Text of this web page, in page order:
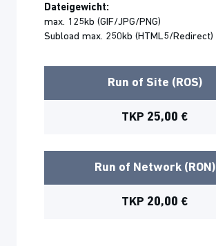
Dateigewicht:
max. 125kb (GIF/JPG/PNG)
Subload max. 250kb (HTML5/Redirect)
Run of Site (ROS)
TKP 25,00 €
Run of Network (RON)
TKP 20,00 €